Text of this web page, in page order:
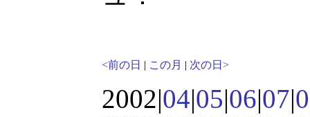
<前の日 | この月 | 次の日>
2002|04|05|06|07|